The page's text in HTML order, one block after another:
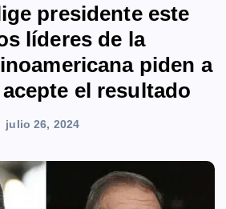
presidente este
líderes de la
piden a
el resultado
julio 26, 2024